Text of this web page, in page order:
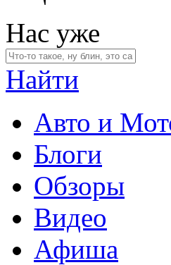
Нас уже
Найти
Авто и
Блоги
Обзоры
Видео
Афиша